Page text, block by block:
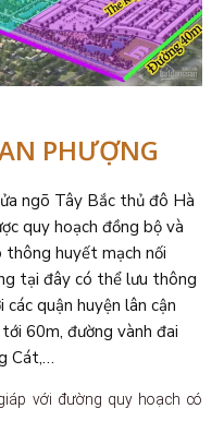
PHƯỢNG
ngõ Tây Bắc thủ đô Hà
quy hoạch đồng bộ và
thông huyết mạch nối
tại đây có thể lưu thông
quận huyện lân cận
60m, đường vành đai
Cát,…
với đường quy hoạch có